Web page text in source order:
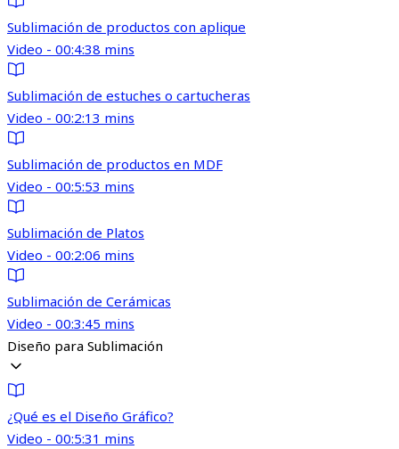
Sublimación de productos con aplique
Video - 00:4:38 mins
Sublimación de estuches o cartucheras
Video - 00:2:13 mins
Sublimación de productos en MDF
Video - 00:5:53 mins
Sublimación de Platos
Video - 00:2:06 mins
Sublimación de Cerámicas
Video - 00:3:45 mins
Diseño para Sublimación
¿Qué es el Diseño Gráfico?
Video - 00:5:31 mins